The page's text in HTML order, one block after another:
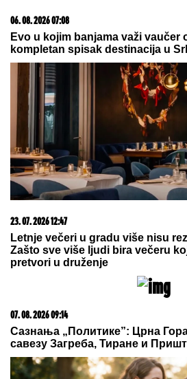
06. 08. 2026 07:08
Evo u kojim banjama važi vaučer
kompletan spisak destinacija u
23. 07. 2026 12:47
Letnje večeri u gradu više nisu
Zašto sve više ljudi bira večeru
pretvori u druženje
07. 08. 2026 09:14
Сазнања „Политике”: Црна
савезу Загреба, Тиране и